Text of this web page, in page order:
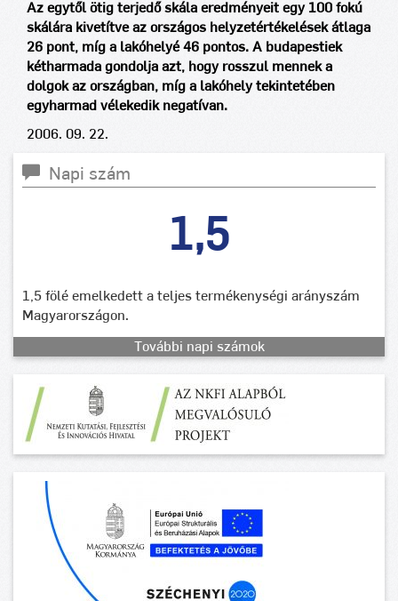
Az egytől ötig terjedő skála eredményeit egy 100 fokú
skálára kivetítve az országos helyzetértékelések átlaga
26 pont, míg a lakóhelyé 46 pontos. A budapestiek
kétharmada gondolja azt, hogy rosszul mennek a
dolgok az országban, míg a lakóhely tekintetében
egyharmad vélekedik negatívan.
2006. 09. 22.
Napi szám
1,5
1,5 fölé emelkedett a teljes termékenységi arányszám
Magyarországon.
További napi számok